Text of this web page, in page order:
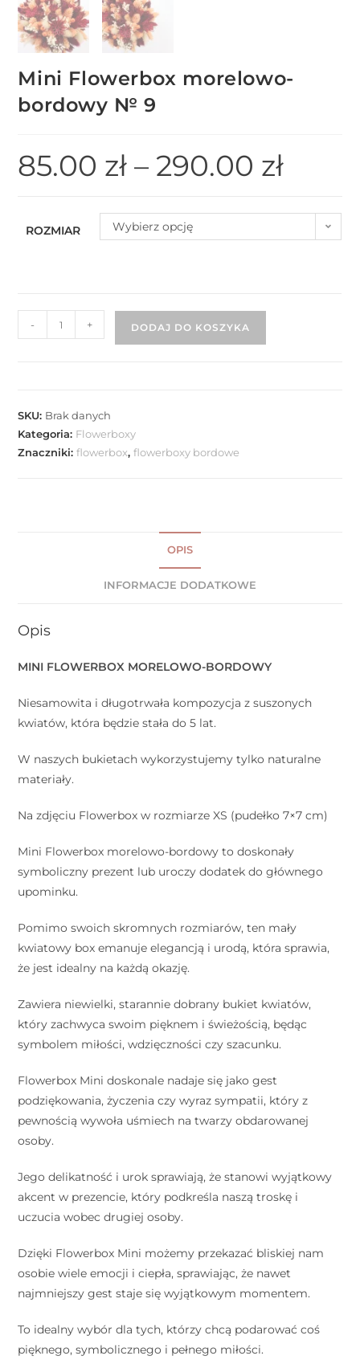
Mini Flowerbox morelowo-
bordowy № 9
85.00 zł – 290.00 zł
ROZMIAR Wybierz opcję
- + DODAJ DO KOSZYKA
SKU: Brak danych
Kategoria: Flowerboxy
Znaczniki:flowerbox,flowerboxy bordowe
OPIS
INFORMACJE DODATKOWE
Opis
MINI FLOWERBOX MORELOWO-BORDOWY
Niesamowita i długotrwała kompozycja z suszonych
kwiatów, która będzie stała do 5 lat.
W naszych bukietach wykorzystujemy tylko naturalne
materiały.
Na zdjęciu Flowerbox w rozmiarze XS (pudełko 7×7 cm)
Mini Flowerbox morelowo-bordowy to doskonały
symboliczny prezent lub uroczy dodatek do głównego
upominku.
Pomimo swoich skromnych rozmiarów, ten mały
kwiatowy box emanuje elegancją i urodą, która sprawia,
że jest idealny na każdą okazję.
Zawiera niewielki, starannie dobrany bukiet kwiatów,
który zachwyca swoim pięknem i świeżością, będąc
symbolem miłości, wdzięczności czy szacunku.
Flowerbox Mini doskonale nadaje się jako gest
podziękowania, życzenia czy wyraz sympatii, który z
pewnością wywoła uśmiech na twarzy obdarowanej
osoby.
Jego delikatność i urok sprawiają, że stanowi wyjątkowy
akcent w prezencie, który podkreśla naszą troskę i
uczucia wobec drugiej osoby.
Dzięki Flowerbox Mini możemy przekazać bliskiej nam
osobie wiele emocji i ciepła, sprawiając, że nawet
najmniejszy gest staje się wyjątkowym momentem.
To idealny wybór dla tych, którzy chcą podarować coś
pięknego, symbolicznego i pełnego miłości.